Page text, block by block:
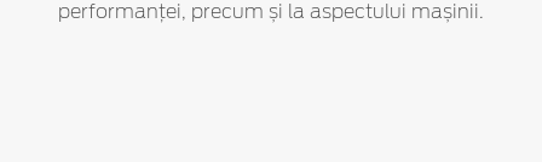
performanței, precum și la aspectului mașinii.